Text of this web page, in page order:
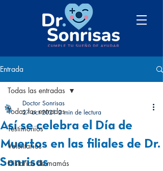
Entrada
Todas las entradas
Testimonios
Voluntarios
Historias de mamás
Todas las entradas
Así se celebra el Día de
Muertos en las filiales de Dr.
Sonrisas
Doctor Sonrisas
27 oct 2021 2 min de lectura